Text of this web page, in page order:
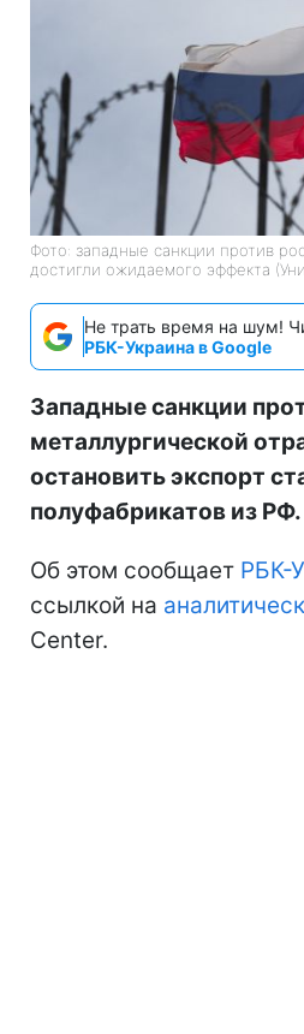
Фото: западные санкции против
достигли ожидаемого эффекта
Не трать время на шум!
РБК-Украина в Google
Западные санкции
металлургической
остановить экспорт
полуфабрикатов из РФ.
Об этом сообщает РБК-
ссылкой на
Center.